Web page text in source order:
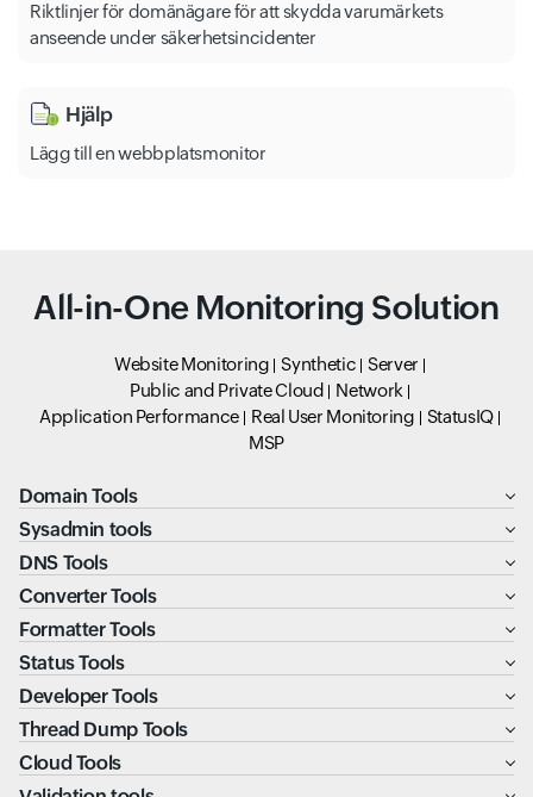
Riktlinjer för domänägare för att skydda varumärkets
anseende under säkerhetsincidenter
Hjälp
Lägg till en webbplatsmonitor
All-in-One Monitoring Solution
Website Monitoring Synthetic
Server
Public and Private Cloud
Network
Application Performance
Real User Monitoring
StatusIQ
MSP
Domain Tools
Sysadmin tools
DNS Tools
Converter Tools
Formatter Tools
Status Tools
Developer Tools
Thread Dump Tools
Cloud Tools